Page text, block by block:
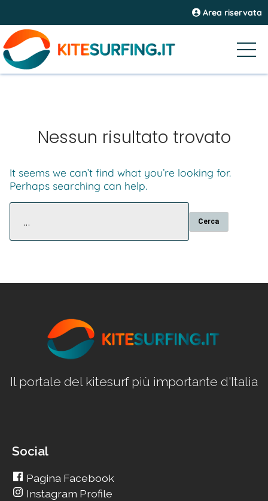
Area riservata
Nessun risultato trovato
It seems we can’t find what you’re looking for.
Perhaps searching can help.
per:
Il portale del kitesurf più importante d'Italia
Social
Pagina Facebook
Instagram Profile